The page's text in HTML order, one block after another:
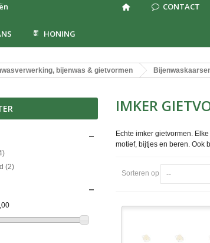
CONTACT
HONING
bijenwas & gietvormen
(2)
IMKER
Echte imker gietvormen.
motief, bijtjes en beren. Ook
Sorteren op --